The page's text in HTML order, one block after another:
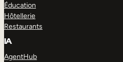
Éducation
Hôtellerie
Restaurants
IA
AgentHub